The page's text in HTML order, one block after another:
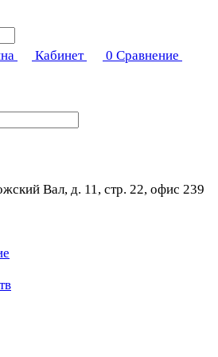
Кабинет 0 Сравнение
Вал, д. 11, стр. 22, офис 239